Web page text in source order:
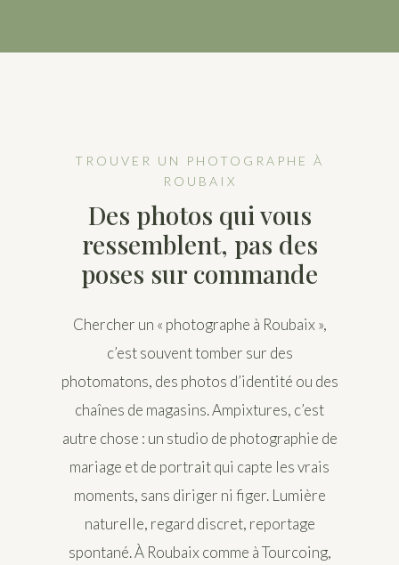
TROUVER UN PHOTOGRAPHE À
ROUBAIX
Des photos qui vous
ressemblent, pas des
poses sur commande
Chercher un « photographe à Roubaix »,
c’est souvent tomber sur des
photomatons, des photos d’identité ou des
chaînes de magasins. Ampixtures, c’est
autre chose : un studio de photographie de
mariage et de portrait qui capte les vrais
moments, sans diriger ni figer. Lumière
naturelle, regard discret, reportage
spontané. À Roubaix comme à Tourcoing,